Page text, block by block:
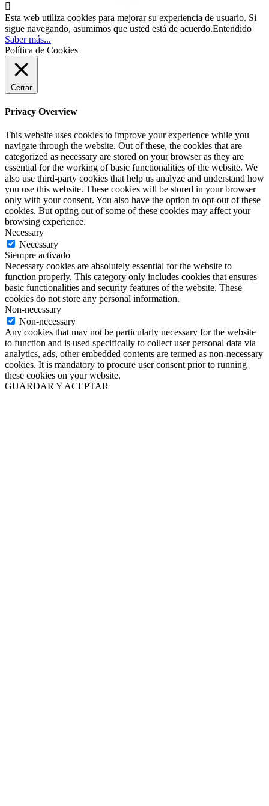

Esta web utiliza cookies para mejorar su experiencia de usuario. Si
sigue navegando, asumimos que usted está de acuerdo.Entendido
Saber más...
Política de Cookies
Cerrar
Privacy Overview
This website uses cookies to improve your experience while you
navigate through the website. Out of these, the cookies that are
categorized as necessary are stored on your browser as they are
essential for the working of basic functionalities of the website. We
also use third-party cookies that help us analyze and understand how
you use this website. These cookies will be stored in your browser
only with your consent. You also have the option to opt-out of these
cookies. But opting out of some of these cookies may affect your
browsing experience.
Necessary
Necessary
Siempre activado
Necessary cookies are absolutely essential for the website to
function properly. This category only includes cookies that ensures
basic functionalities and security features of the website. These
cookies do not store any personal information.
Non-necessary
Non-necessary
Any cookies that may not be particularly necessary for the website
to function and is used specifically to collect user personal data via
analytics, ads, other embedded contents are termed as non-necessary
cookies. It is mandatory to procure user consent prior to running
these cookies on your website.
GUARDAR Y ACEPTAR